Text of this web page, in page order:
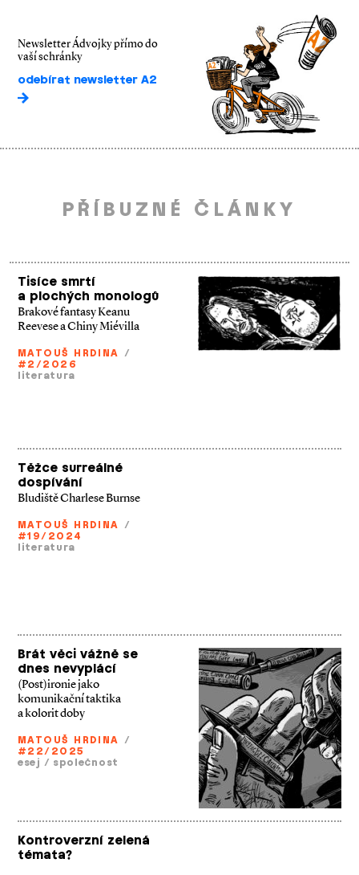
Newsletter Ádvojky přímo do
vaší schránky
odebírat newsletter A2
PŘÍBUZNÉ ČLÁNKY
Tisíce smrtí
a plochých monologů
Brakové fantasy Keanu
Reevese a Chiny Miévilla
MATOUŠ HRDINA /
#2/2026
literatura
Těžce surreálné
dospívání
Bludiště Charlese Burnse
MATOUŠ HRDINA /
#19/2024
literatura
Brát věci vážně se
dnes nevyplácí
(Post)ironie jako
komunikační taktika
a kolorit doby
MATOUŠ HRDINA /
#22/2025
esej / společnost
Kontroverzní zelená
témata?